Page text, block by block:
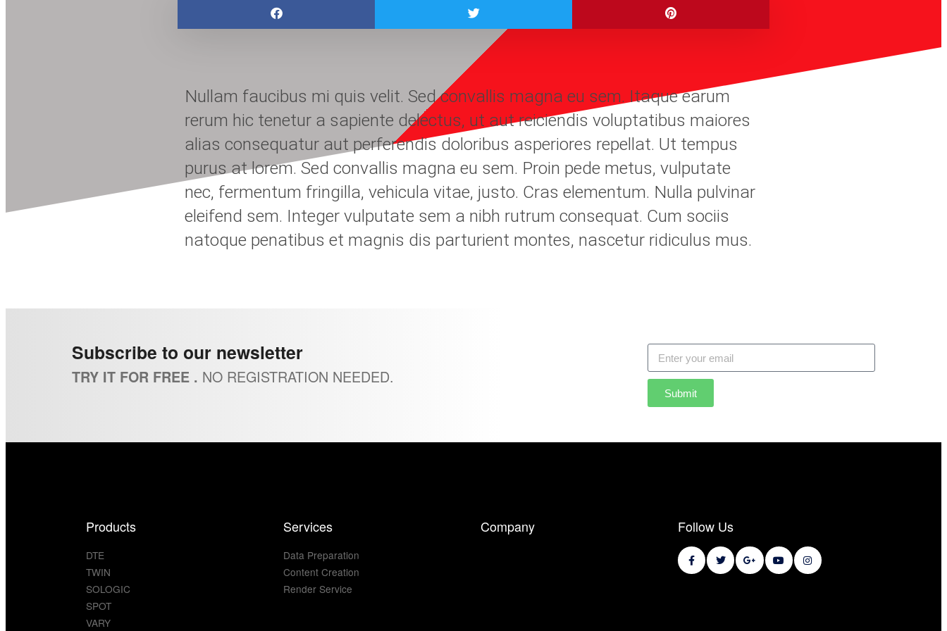
Nullam faucibus mi quis velit. Sed convallis magna eu sem. Itaque earum
rerum hic tenetur a sapiente delectus, ut aut reiciendis voluptatibus maiores
alias consequatur aut perferendis doloribus asperiores repellat. Ut tempus
purus at lorem. Sed convallis magna eu sem. Proin pede metus, vulputate
nec, fermentum fringilla, vehicula vitae, justo. Cras elementum. Nulla pulvinar
eleifend sem. Integer vulputate sem a nibh rutrum consequat. Cum sociis
natoque penatibus et magnis dis parturient montes, nascetur ridiculus mus.
Subscribe to our newsletter
TRY IT FOR FREE . NO REGISTRATION NEEDED.
Submit
Products
DTE
TWIN
SOLOGIC
SPOT
VARY
Services
Data Preparation
Content Creation
Render Service
Company Follow Us